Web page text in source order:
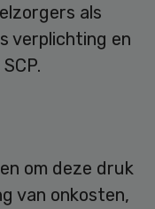
als
verplichting en
om deze druk
van onkosten,